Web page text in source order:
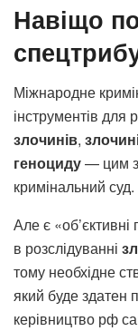
Навіщо
Міжнародне
інструментів для
злочинів,
геноциду— цим
кримінальний суд.
Але є
в розслідуванні
тому необхідне
який буде здатен
керівництво рф